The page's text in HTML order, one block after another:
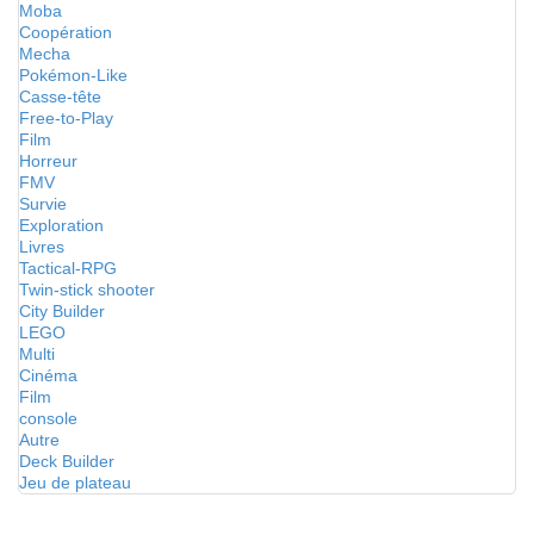
Moba
Coopération
Mecha
Pokémon-Like
Casse-tête
Free-to-Play
Film
Horreur
FMV
Survie
Exploration
Livres
Tactical-RPG
Twin-stick shooter
City Builder
LEGO
Multi
Cinéma
Film
console
Autre
Deck Builder
Jeu de plateau